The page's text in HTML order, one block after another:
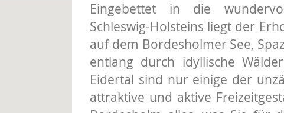
Eingebettet in die
Schleswig-Holsteins liegt der
auf dem Bordesholmer See,
entlang durch idyllische
Eidertal sind nur einige der
attraktive und aktive